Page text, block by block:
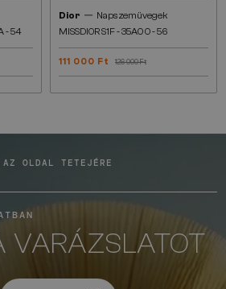
- 54
Dior — Napszemüvegek
MISSDIOR S1F - 35A0 O - 56
111 000 Ft 126 000 Ft
AZ OLDAL TETEJÉRE
VARÁZSLATOT